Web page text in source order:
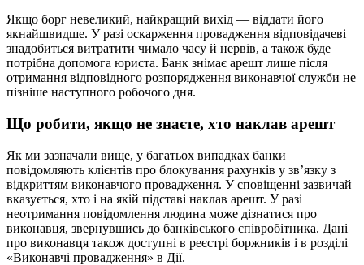
Якщо борг невеликий, найкращий вихід — віддати його
якнайшвидше. У разі оскарження провадження відповідачеві
знадобиться витратити чимало часу й нервів, а також буде
потрібна допомога юриста. Банк знімає арешт лише після
отримання відповідного розпорядження виконавчої служби не
пізніше наступного робочого дня.
Що робити, якщо не знаєте, хто наклав арешт
Як ми зазначали вище, у багатьох випадках банки
повідомляють клієнтів про блокування рахунків у зв’язку з
відкриттям виконавчого провадження. У сповіщенні зазвичай
вказується, хто і на якій підставі наклав арешт. У разі
неотримання повідомлення людина може дізнатися про
виконавця, звернувшись до банківського співробітника. Дані
про виконавця також доступні в реєстрі боржників і в розділі
«Виконавчі провадження» в Дії.